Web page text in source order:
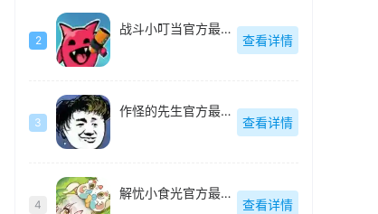
2
战斗小叮当官方最新版
查看详情
3
作怪的先生官方最新版
查看详情
4
解忧小食光官方最新版
查看详情